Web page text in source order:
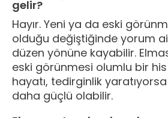
gelir?
Hayır. Yeni ya da eski
olduğu değiştiğinde yorum
düzen yönüne kayabilir.
eski görünmesi olumlu bir his
hayatı, tedirginlik
daha güçlü olabilir.